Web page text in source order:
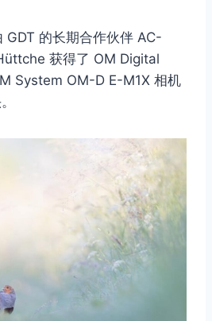
GDT 的长期合作伙伴 AC-
获得了 OM Digital
System OM-D E-M1X 相机